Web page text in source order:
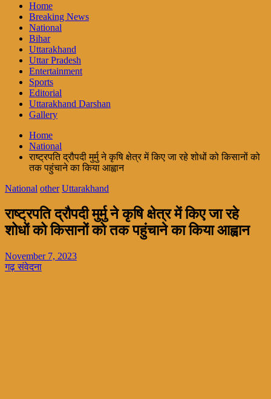
Home
Breaking News
National
Bihar
Uttarakhand
Uttar Pradesh
Entertainment
Sports
Editorial
Uttarakhand Darshan
Gallery
Home
National
राष्ट्रपति द्रौपदी मुर्मु ने कृषि क्षेत्र में किए जा रहे शोधों को किसानों को
तक पहुंचाने का किया आह्वान
National other Uttarakhand
राष्ट्रपति द्रौपदी मुर्मु ने कृषि क्षेत्र में किए जा रहे
शोधों को किसानों को तक पहुंचाने का किया आह्वान
November 7, 2023
गढ़ संवेदना